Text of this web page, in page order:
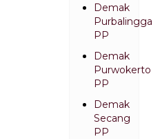
Demak
Purbalingga
PP
Demak
Purwokerto
PP
Demak
Secang
PP